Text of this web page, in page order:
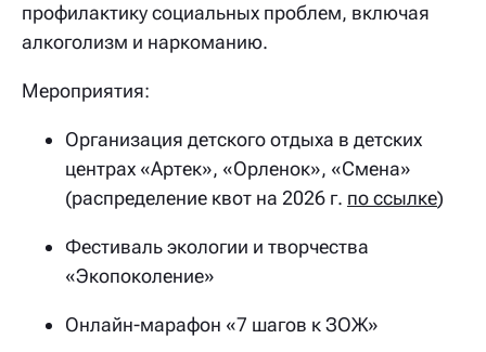
профилактику социальных проблем, включая
алкоголизм и наркоманию.
Мероприятия:
Организация детского отдыха в детских
центрах «Артек», «Орленок», «Смена»
(распределение квот на 2026 г. по ссылке)
Фестиваль экологии и творчества
«Экопоколение»
Онлайн-марафон «7 шагов к ЗОЖ»